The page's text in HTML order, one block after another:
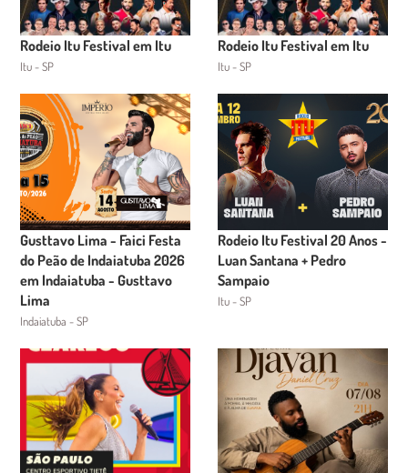
Rodeio Itu Festival em Itu
Itu - SP
Rodeio Itu Festival em Itu
Itu - SP
Gusttavo Lima - Faici Festa
do Peão de Indaiatuba 2026
em Indaiatuba - Gusttavo
Lima
Indaiatuba - SP
Rodeio Itu Festival 20 Anos -
Luan Santana + Pedro
Sampaio
Itu - SP